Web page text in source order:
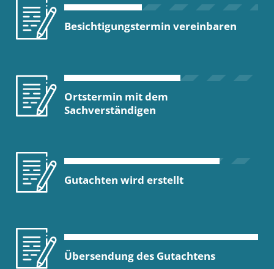
Besichtigungstermin vereinbaren
Ortstermin mit dem
Sachverständigen
Gutachten wird erstellt
Übersendung des Gutachtens